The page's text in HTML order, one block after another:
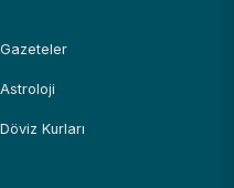
Gazeteler
Astroloji
Döviz Kurları